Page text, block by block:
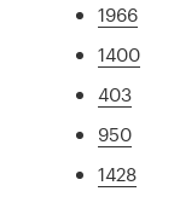
1966
1400
403
950
1428